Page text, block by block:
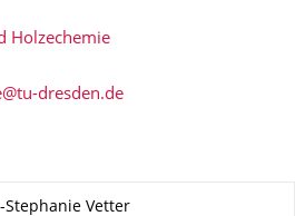
Holzechemie
Stephanie Vetter